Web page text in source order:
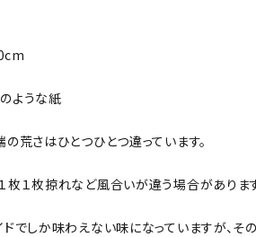
ような紙
荒さはひとつひとつ違っています。
枚１枚掠れなど風合いが違う場合があります
でしか味わえない味になっていますが、そ